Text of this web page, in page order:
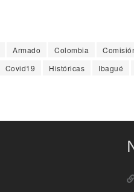
Armado Colombia
Covid19 Históricas Ibagué